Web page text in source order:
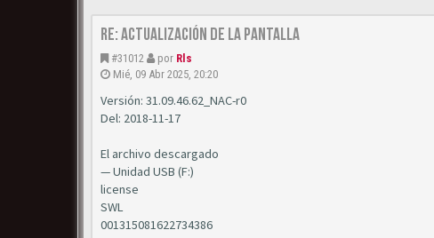
Re: Actualización de la pantalla
#31012 por Rls
Mié, 09 Abr 2025, 20:20
Versión: 31.09.46.62_NAC-r0
Del: 2018-11-17
El archivo descargado
— Unidad USB (F:)
license
SWL
001315081622734386